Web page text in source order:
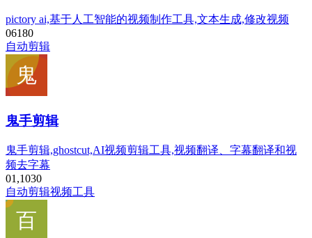
pictory ai,基于人工智能的视频制作工具,文本生成,修改视频
06180
自动剪辑
鬼手剪辑
鬼手剪辑,ghostcut,AI视频剪辑工具,视频翻译、字幕翻译和视
频去字幕
01,1030
自动剪辑视频工具